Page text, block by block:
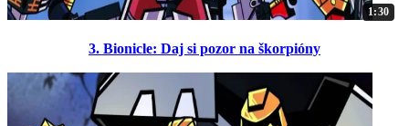
1:30
3. Bionicle: Daj si pozor na škorpióny